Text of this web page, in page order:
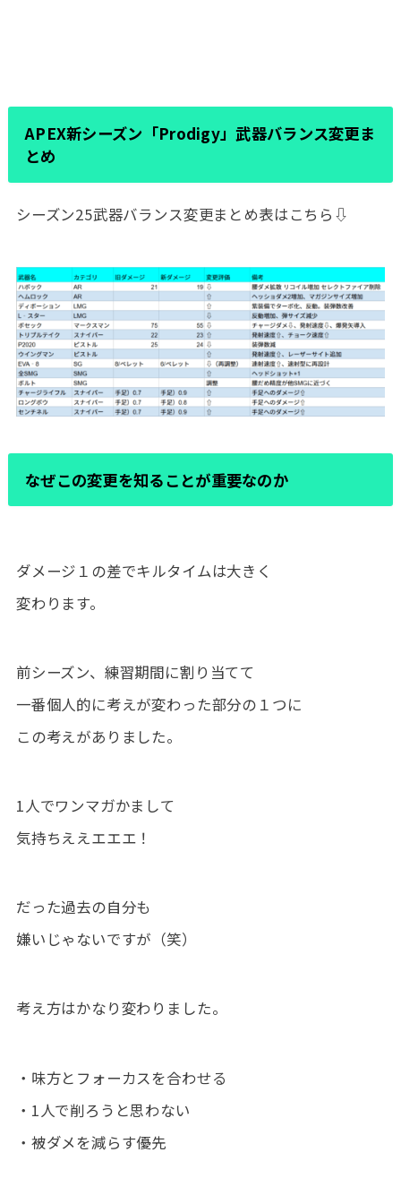
APEX新シーズン「Prodigy」武器バランス変更ま
とめ
シーズン25武器バランス変更まとめ表はこちら⇩
なぜこの変更を知ることが重要なのか
ダメージ１の差でキルタイムは大きく
変わります。
前シーズン、練習期間に割り当てて
一番個人的に考えが変わった部分の１つに
この考えがありました。
1人でワンマガかまして
気持ちええエエエ！
だった過去の自分も
嫌いじゃないですが（笑）
考え方はかなり変わりました。
・味方とフォーカスを合わせる
・1人で削ろうと思わない
・被ダメを減らす優先